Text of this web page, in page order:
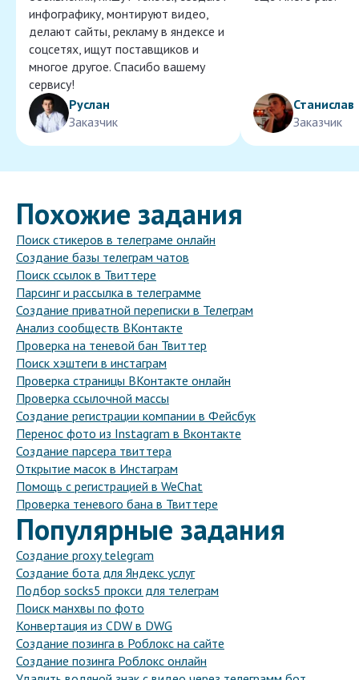
инфографику, монтируют видео,
делают сайты, рекламу в яндексе и
соцсетях, ищут поставщиков и
многое другое. Спасибо вашему
сервису!
Руслан
Заказчик
Станислав
Заказчик
Похожие задания
Поиск стикеров в телеграме онлайн
Создание базы телеграм чатов
Поиск ссылок в Твиттере
Парсинг и рассылка в телеграмме
Создание приватной переписки в Телеграм
Анализ сообществ ВКонтакте
Проверка на теневой бан Твиттер
Поиск хэштеги в инстаграм
Проверка страницы ВКонтакте онлайн
Проверка ссылочной массы
Создание регистрации компании в Фейсбук
Перенос фото из Instagram в Вконтакте
Создание парсера твиттера
Открытие масок в Инстаграм
Помощь с регистрацией в WeChat
Проверка теневого бана в Твиттере
Популярные задания
Создание proxy telegram
Создание бота для Яндекс услуг
Подбор socks5 прокси для телеграм
Поиск манхвы по фото
Конвертация из CDW в DWG
Создание позинга в Роблокс на сайте
Создание позинга Роблокс онлайн